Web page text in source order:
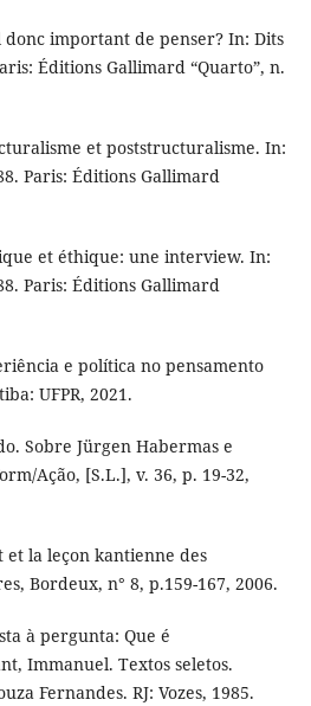
donc important de penser? In: Dits
Éditions Gallimard “Quarto”, n.
et poststructuralisme. In:
Paris: Éditions Gallimard
et éthique: une interview. In:
Paris: Éditions Gallimard
e política no pensamento
UFPR, 2021.
Sobre Jürgen Habermas e
Ação, [S.L.], v. 36, p. 19-32,
et la leçon kantienne des
Bordeux, n° 8, p.159-167, 2006.
à pergunta: Que é
Immanuel. Textos seletos.
Fernandes. RJ: Vozes, 1985.